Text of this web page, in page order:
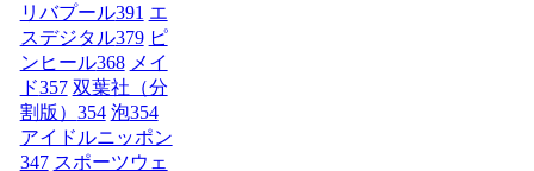
リバプール391 エ
スデジタル379 ピ
ンヒール368 メイ
ド357 双葉社（分
割版） 354 泡354
アイドルニッポン
347 スポーツウェ